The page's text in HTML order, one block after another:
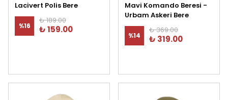
Lacivert Polis Bere
%16
₺ 189.00
₺ 159.00
Mavi Komando Beresi -
Urbam Askeri Bere
%14
₺ 369.00
₺ 319.00